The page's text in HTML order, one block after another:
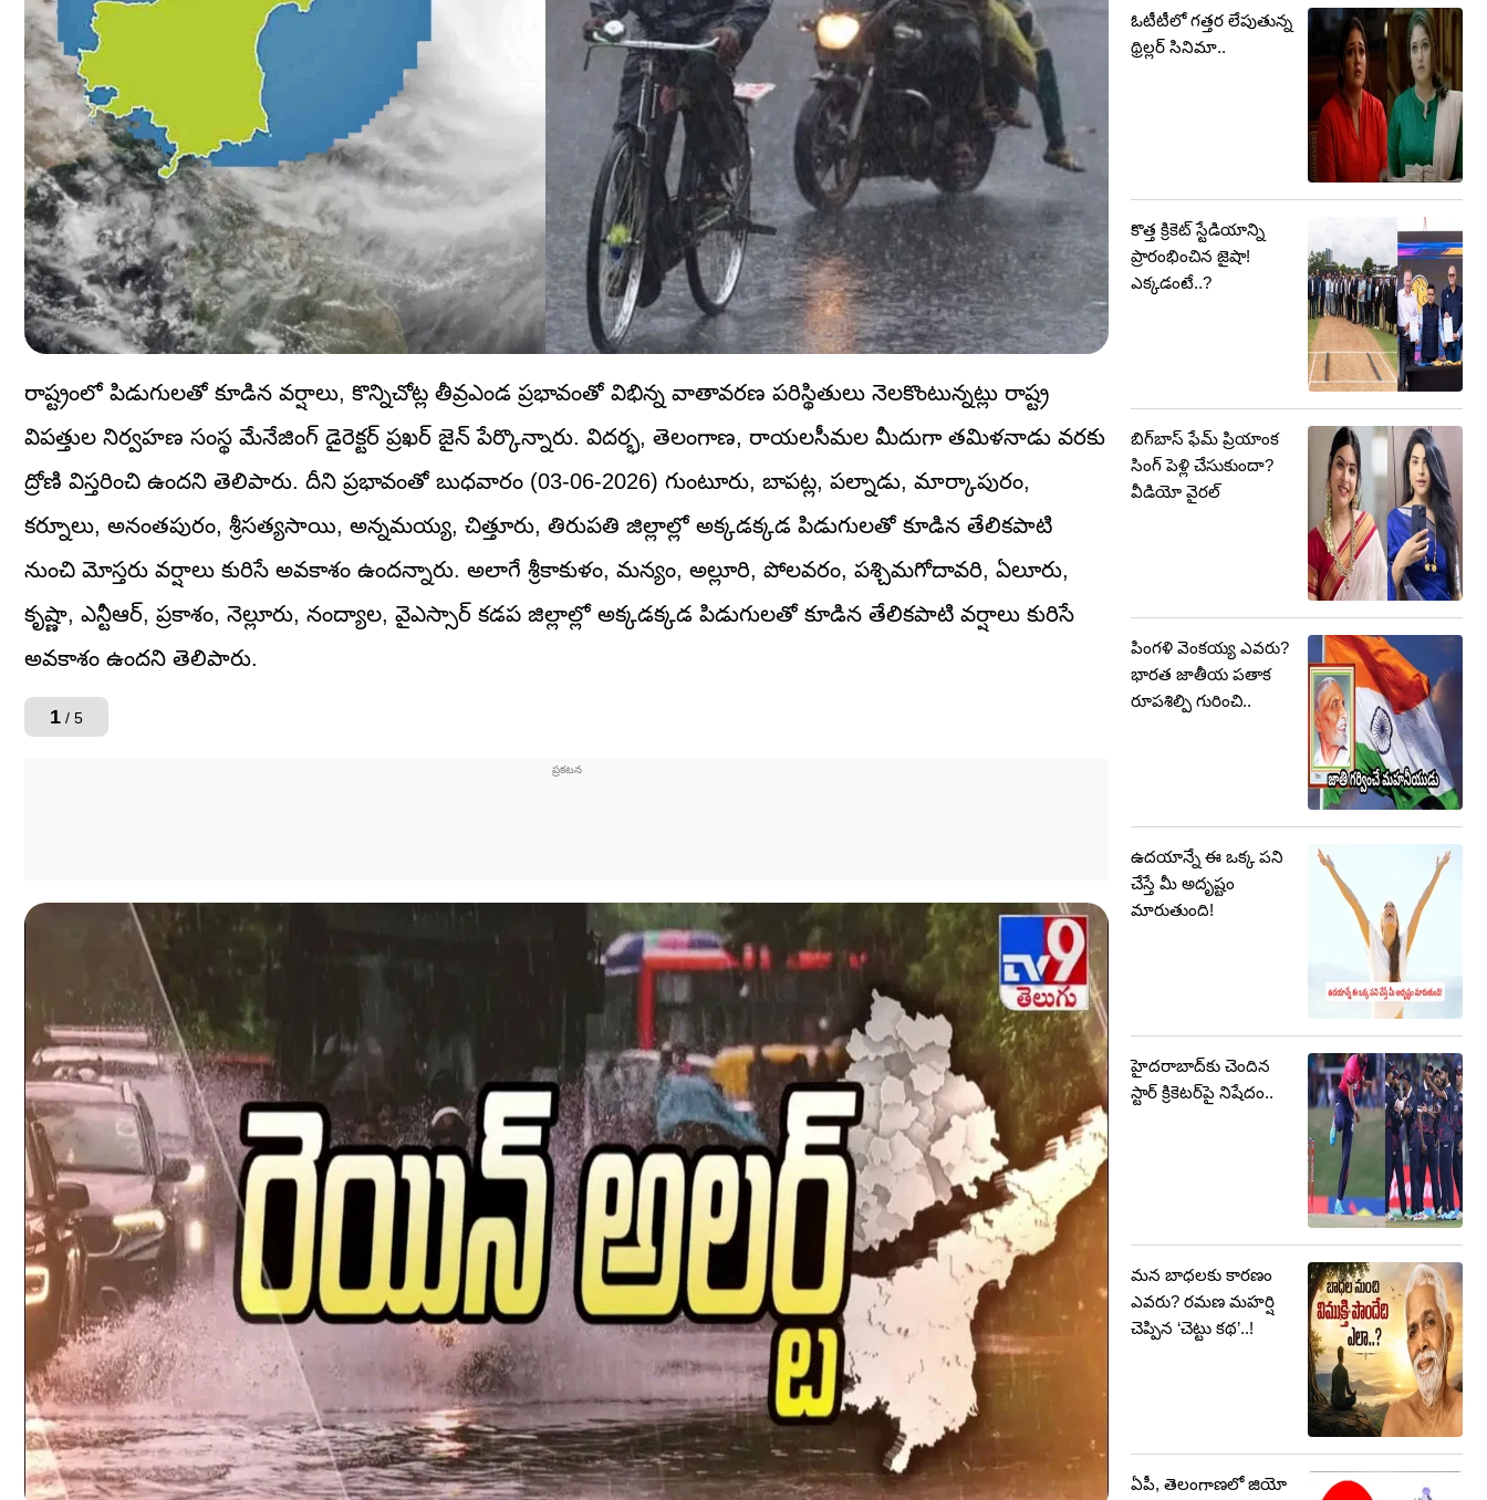
రాష్ట్రంలో పిడుగులతో కూడిన వర్షాలు, కొన్నిచోట్ల తీవ్రఎండ ప్రభావంతో విభిన్న వాతావరణ పరిస్థితులు నెలకొంటున్నట్లు రాష్ట్ర
విపత్తుల నిర్వహణ సంస్థ మేనేజింగ్ డైరెక్టర్ ప్రఖర్ జైన్ పేర్కొన్నారు. విదర్భ, తెలంగాణ, రాయలసీమల మీదుగా తమిళనాడు వరకు
ద్రోణి విస్తరించి ఉందని తెలిపారు. దీని ప్రభావంతో బుధవారం (03-06-2026) గుంటూరు, బాపట్ల, పల్నాడు, మార్కాపురం,
కర్నూలు, అనంతపురం, శ్రీసత్యసాయి, అన్నమయ్య, చిత్తూరు, తిరుపతి జిల్లాల్లో అక్కడక్కడ పిడుగులతో కూడిన తేలికపాటి
నుంచి మోస్తరు వర్షాలు కురిసే అవకాశం ఉందన్నారు. అలాగే శ్రీకాకుళం, మన్యం, అల్లూరి, పోలవరం, పశ్చిమగోదావరి, ఏలూరు,
కృష్ణా, ఎన్టీఆర్, ప్రకాశం, నెల్లూరు, నంద్యాల, వైఎస్సార్ కడప జిల్లాల్లో అక్కడక్కడ పిడుగులతో కూడిన తేలికపాటి వర్షాలు కురిసే
అవకాశం ఉందని తెలిపారు.
1 / 5
ఓటీటీలో గత్తర లేపుతున్న
థ్రిల్లర్ సినిమా..
కొత్త క్రికెట్ స్టేడియాన్ని
ప్రారంభించిన జైషా!
ఎక్కడంటే..?
బిగ్‌బాస్ ఫేమ్ ప్రియాంక
సింగ్ పెళ్లి చేసుకుందా?
వీడియో వైరల్
పింగళి వెంకయ్య ఎవరు?
భారత జాతీయ పతాక
రూపశిల్పి గురించి..
ఉదయాన్నే ఈ ఒక్క పని
చేస్తే మీ అదృష్టం
మారుతుంది!
హైదరాబాద్‌కు చెందిన
స్టార్‌ క్రికెటర్‌పై నిషేదం..
మన బాధలకు కారణం
ఎవరు? రమణ మహర్షి
చెప్పిన ‘చెట్టు కథ’..!
ఏపీ, తెలంగాణలో జియో